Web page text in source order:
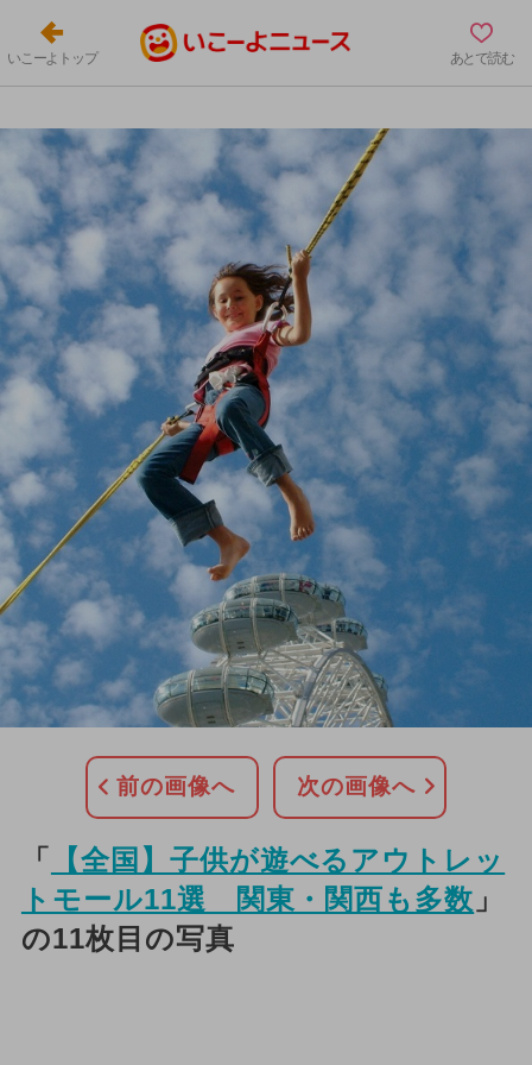
いこーよトップ あとで読む
前の画像へ 次の画像へ
「
【全国】子供が遊べるアウトレッ
トモール11選 関東・関西も多数 」
の11枚目の写真